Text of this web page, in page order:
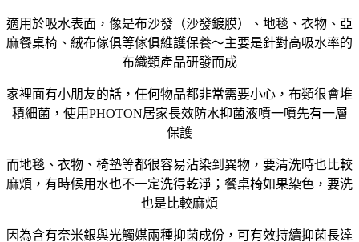
適用於吸水表面，像是布沙發（沙發鍍膜）、地毯、衣物、亞
麻餐桌椅、絨布傢俱等傢俱維護保養～主要是針對高吸水率的
布織類產品研發而成
家裡面有小朋友的話，任何物品都非常需要小心，布類很會堆
積細菌，使用PHOTON居家長效防水抑菌液噴一噴先有一層
保護
而地毯、衣物、椅墊等都很容易沾染到異物，要清洗時也比較
麻煩，有時候用水也不一定洗得乾淨； 餐桌椅如果染色，要洗
也是比較麻煩
因為含有奈米銀與光觸媒兩種抑菌成份，可有效持續抑菌長達